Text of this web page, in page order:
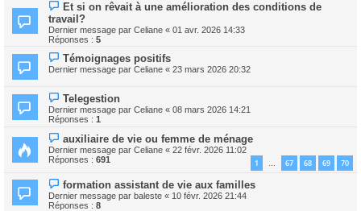
Et si on rêvait à une amélioration des conditions de
travail?
Dernier message par Celiane « 01 avr. 2026 14:33
Réponses : 5
Témoignages positifs
Dernier message par Celiane « 23 mars 2026 20:32
Telegestion
Dernier message par Celiane « 08 mars 2026 14:21
Réponses : 1
auxiliaire de vie ou femme de ménage
Dernier message par Celiane « 22 févr. 2026 11:02
Réponses : 691 1 … 67 68 69 70
formation assistant de vie aux familles
Dernier message par baleste « 10 févr. 2026 21:44
Réponses : 8